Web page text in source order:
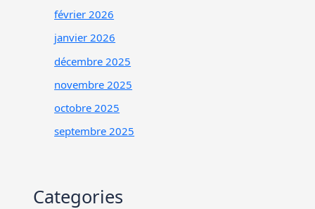
février 2026
janvier 2026
décembre 2025
novembre 2025
octobre 2025
septembre 2025
Categories